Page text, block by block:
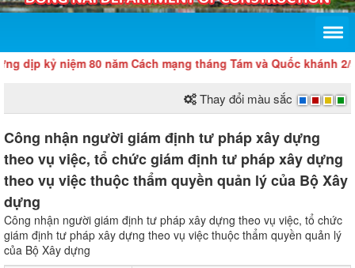
dịp kỷ niệm 80 năm Cách mạng tháng Tám và Quốc khánh 2/9
Thay đổi màu sắc
Công nhận người giám định tư pháp xây dựng
theo vụ việc, tổ chức giám định tư pháp xây dựng
theo vụ việc thuộc thẩm quyền quản lý của Bộ Xây
dựng
Công nhận người giám định tư pháp xây dựng theo vụ việc, tổ chức
giám định tư pháp xây dựng theo vụ việc thuộc thẩm quyền quản lý
của Bộ Xây dựng